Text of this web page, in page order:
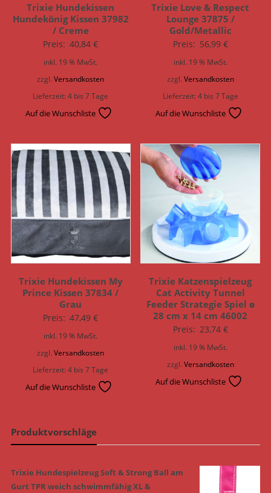
Trixie Hundekissen
Hundekönig Kissen 37982
/ Creme
Preis: 40,84€
inkl. 19 % MwSt.
zzgl.Versandkosten
Lieferzeit:4 bis 7 Tage
Auf die Wunschliste
Trixie Love & Respect
Lounge 37875 /
Gold/Metallic
Preis: 56,99 €
inkl. 19 % MwSt.
zzgl. Versandkosten
Lieferzeit:4 bis 7 Tage
Auf die Wunschliste
Trixie Hundekissen My
Prince Kissen 37834 /
Grau
Preis: 47,49€
inkl. 19 % MwSt.
zzgl.Versandkosten
Lieferzeit:4 bis 7 Tage
Auf die Wunschliste
Trixie Katzenspielzeug
Cat Activity Tunnel
Feeder Strategie Spiel ø
28 cm x 14 cm 46002
Preis: 23,74 €
inkl. 19 % MwSt.
zzgl.Versandkosten
Auf die Wunschliste
Produktvorschläge
Trixie Hundespielzeug Soft & Strong Ball am
Gurt TPR weich schwimmfähig XL &